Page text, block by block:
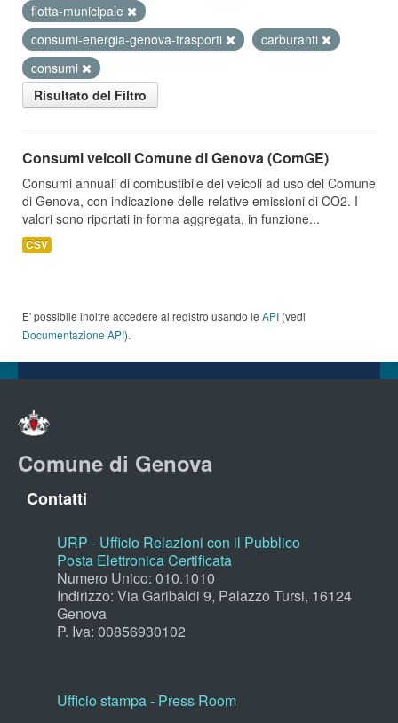
flotta-municipale
consumi-energia-genova-trasporti
carburanti
consumi
Risultato del Filtro
Consumi veicoli Comune di Genova (ComGE)
Consumi annuali di combustibile dei veicoli ad uso del Comune
di Genova, con indicazione delle relative emissioni di CO2. I
valori sono riportati in forma aggregata, in funzione...
CSV
E' possibile inoltre accedere al registro usando le API (vedi
Documentazione API).
Comune di Genova
Contatti
URP - Ufficio Relazioni con il Pubblico
Posta Elettronica Certificata
Numero Unico: 010.1010
Indirizzo: Via Garibaldi 9, Palazzo Tursi, 16124
Genova
P. Iva: 00856930102
Ufficio stampa - Press Room